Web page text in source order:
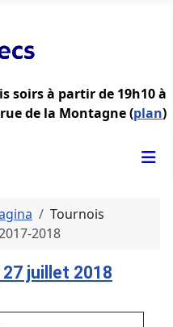
soirs à partir de 19h10 à
de la Montagne (plan)
Tournois
2018
juillet 2018